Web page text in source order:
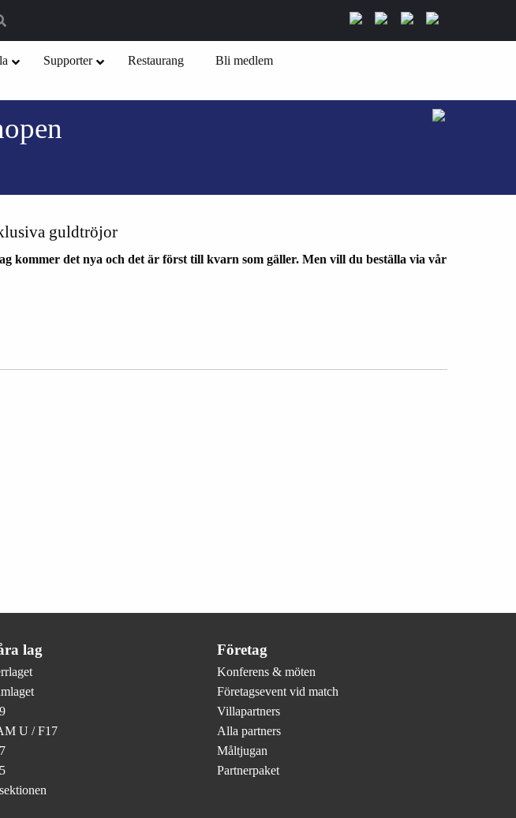
Supporter Restaurang Bli medlem
guldtröjor
kommer det nya och det är först till kvarn som gäller. Men vill du beställa via vår
lag
U / F17
Företag
Konferens & möten
Företagsevent vid match
Villapartners
Alla partners
Måltjugan
Partnerpaket